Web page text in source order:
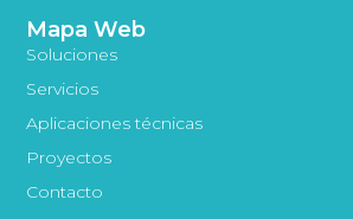
Mapa Web
Soluciones
Servicios
Aplicaciones técnicas
Proyectos
Contacto